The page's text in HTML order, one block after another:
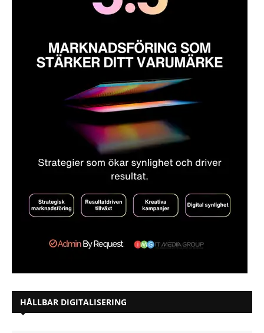
HÅLLBAR DIGITALISERING